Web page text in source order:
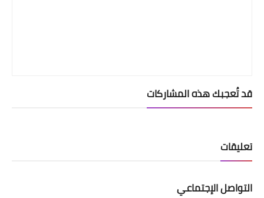
قد تُعجبك هذه المشاركات
تعليقات
التواصل الإجتماعي